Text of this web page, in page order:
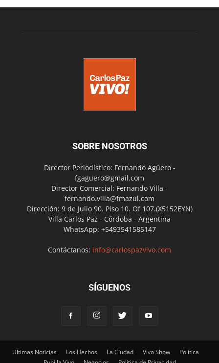
SOBRE NOSOTROS
Director Periodístico: Fernando Agüero -
fgaguero@gmail.com
Director Comercial: Fernando Villa -
fernando.villa@fmazul.com
Dirección: 9 de Julio 90. Piso 10. Of 107.(X5152EYN)
Villa Carlos Paz - Córdoba - Argentina
WhatsApp: +5493541585147
Contáctanos: info@carlospazvivo.com
SÍGUENOS
Ultimas Noticias Los Hechos La Ciudad Vivo Show
Política